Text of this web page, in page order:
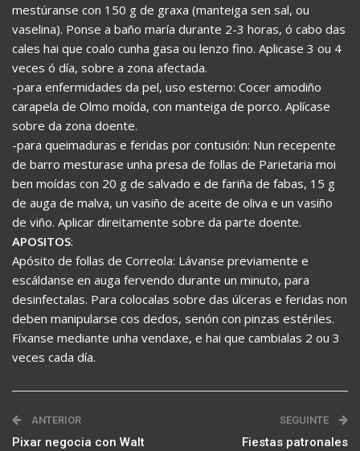
mestúranse con 150 g de graxa (manteiga sen sal, ou
vaselina). Ponse a baño maría durante 2-3 horas, ó cabo das
cales hai que coalo cunha gasa ou lenzo fino. Aplicase 3 ou 4
veces ó día, sobre a zona afectada.
-para enfermidades da pel, uso esterno: Cocer amodiño
carapela de Olmo moída, con manteiga de porco. Aplícase
sobre da zona doente.
-para queimaduras e feridas por contusión: Nun recepente
de barro mesturase unha presa de follas de Parietaria moi
ben moídas con 20 g de salvado e de fariña de fabas, 15 g
de auga de malva, un vasiño de aceite de oliva e un vasiño
de viño. Aplicar direitamente sobre da parte doente.
APOSITOS:
Apósito de follas de Correola: Lávanse previamente e
escáldanse en auga fervendo durante un minuto, para
desinfectalas. Para colocalas sobre das úlceras e feridas non
deben manipularse cos dedos, senón con pinzas estériles.
Fíxanse mediante unha vendaxe, e hai que cambialas 2 ou 3
veces cada día.
ANTERIOR
Pixar negocia con Walt
SEGUINTE
Fiestas patronales